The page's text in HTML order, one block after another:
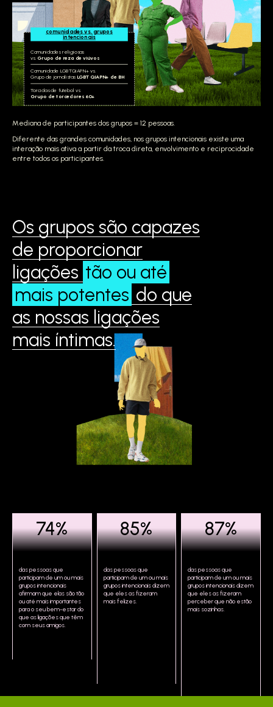
Mediana de participantes dos grupos = 12 pessoas.
Diferente das grandes comunidades, nos grupos intencionais existe uma
interação mais ativa a partir da troca direta, envolvimento e reciprocidade
entre todos os participantes.
comunidades vs. grupos
intencionais
Comunidades religiosas
vs. Grupo de reza de viúvos
Comunidade LGBTQIAPN+ vs.
Grupo de jornalistas LGBTQIAPN+ de BH
Torcidas de futebol vs.
Grupo de torcedores 60+
Os grupos são capazes
de proporcionar
ligações tão ou até
mais potentes do que
as nossas ligações
mais íntimas.
74%
das pessoas que
participam de um ou mais
grupos intencionais
afirmam que elas são tão
ou até mais importantes
para o seu bem-estar do
que as ligações que têm
com seus amigos.
85%
das pessoas que
participam de um ou mais
grupos intencionais dizem
que eles as fizeram
mais felizes.
87%
das pessoas que
participam de um ou mais
grupos intencionais dizem
que eles as fizeram
perceber que não estão
mais sozinhas.